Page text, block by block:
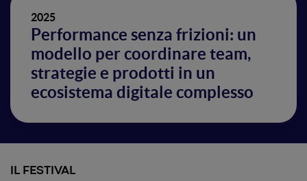
2025
Performance senza frizioni: un
modello per coordinare team,
strategie e prodotti in un
ecosistema digitale complesso
IL FESTIVAL